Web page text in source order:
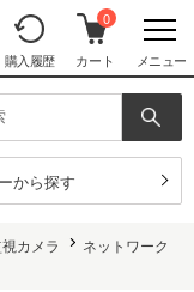
購入履歴
0
カート メニュー
から探す
カメラ
ネットワーク